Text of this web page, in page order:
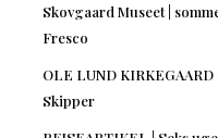
Skovgaard Museet |
Fresco
OLE LUND
Skipper